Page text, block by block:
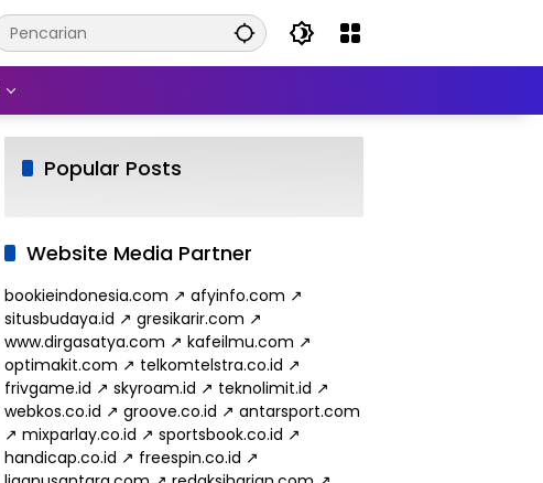
Popular Posts
Website Media Partner
bookieindonesia.com ↗ afyinfo.com ↗
situsbudaya.id ↗ gresikarir.com ↗
www.dirgasatya.com ↗ kafeilmu.com ↗
optimakit.com ↗ telkomtelstra.co.id ↗
frivgame.id ↗ skyroam.id ↗ teknolimit.id ↗
webkos.co.id ↗ groove.co.id ↗ antarsport.com
↗ mixparlay.co.id ↗ sportsbook.co.id ↗
handicap.co.id ↗ freespin.co.id ↗